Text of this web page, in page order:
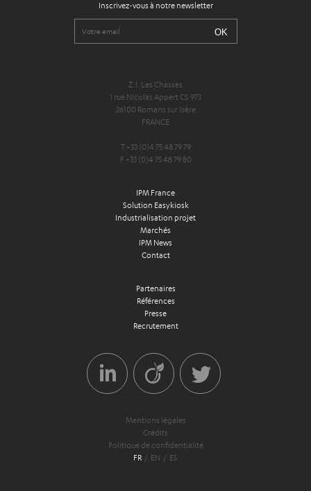
Inscrivez-vous à notre newsletter
Z.I. Les Chasses
1 rue Nicolas Appert CS 973
26100 Romans sur Isère
FRANCE
T +33 (0)4 75 48 79 79
F +33 (0)4 75 48 79 80
IPM France
Solution Easykiosk
Industrialisation projet
Marchés
IPM News
Contact
Partenaires
Références
Presse
Recrutement
Mentions légales
Crédits
Politique de confidentialité
FR
EN ES